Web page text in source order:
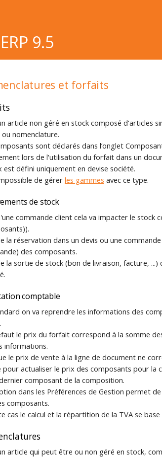
9.5
et forfaits
article non géré en stock composé d'articles
nomenclature.
sont déclarés dans l’onglet
lors de l'utilisation du forfait dans un
est défini uniquement en devise société.
de gérer les gammes avec ce type.
de stock
commande client cela va impacter le stock
la réservation dans un devis ou une
des composants.
la sortie de stock (bon de livraison, facture,
comptable
on va reprendre les informations des
le prix du forfait correspond à la somme
informations.
le prix de vente à la ligne de document ne
pour actualiser le prix des composants pour
composant de la composition.
dans les Préférences de Gestion permet
composants.
cas le calcul et la répartition de la TVA se
article qui peut être ou non géré en stock,